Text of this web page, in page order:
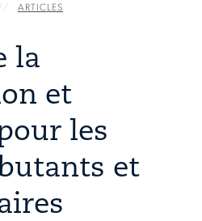
ARTICLES
la
et
les
et